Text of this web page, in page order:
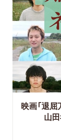
映画「退
山